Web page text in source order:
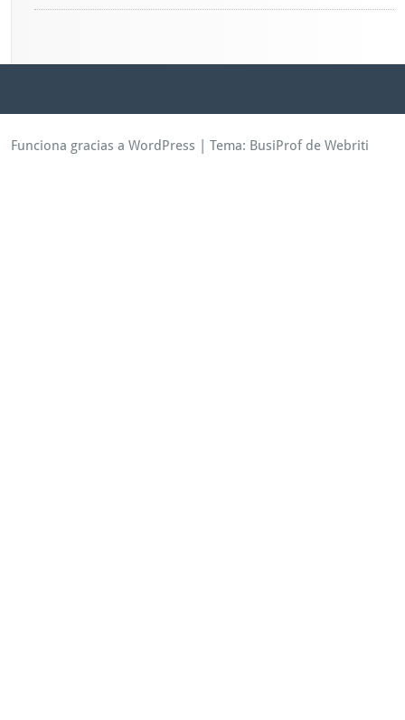
Funciona gracias a WordPress | Tema: BusiProf de Webriti